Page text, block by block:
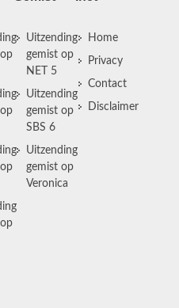
Uitzending
gemist op
NET 5
Uitzending
gemist op
SBS 6
Uitzending
gemist op
Veronica
Home
Privacy
Contact
Disclaimer